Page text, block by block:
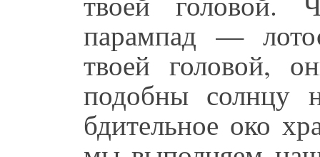
парампад —
твоей головой,
подобны солнцу
бдительное око